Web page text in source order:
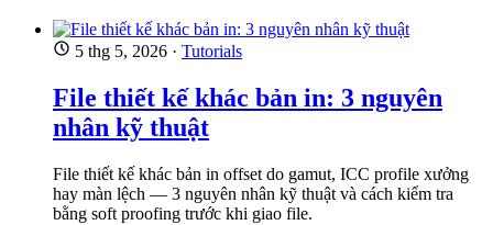
5 thg 5, 2026 · Tutorials
File thiết kế khác bản in: 3 nguyên
nhân kỹ thuật
File thiết kế khác bản in offset do gamut, ICC profile xưởng
hay màn lệch — 3 nguyên nhân kỹ thuật và cách kiểm tra
bằng soft proofing trước khi giao file.